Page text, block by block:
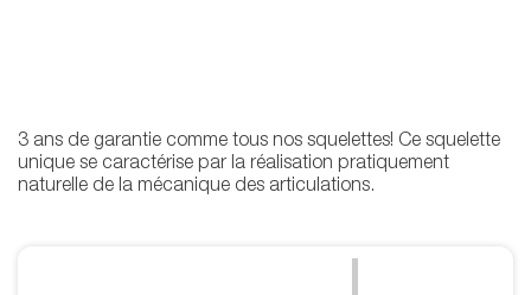
3 ans de garantie comme tous nos squelettes! Ce squelette
unique se caractérise par la réalisation pratiquement
naturelle de la mécanique des articulations.